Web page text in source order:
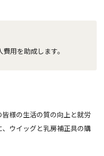
用を助成します。
様の生活の質の向上と就労
ウイッグと乳房補正具の購